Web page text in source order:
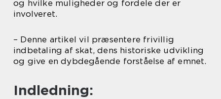
og hvilke muligheder og fordele der er
involveret.
– Denne artikel vil præsentere frivillig
indbetaling af skat, dens historiske udvikling
og give en dybdegående forståelse af emnet.
Indledning: